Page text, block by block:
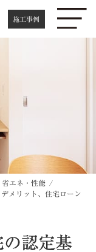
施工事例
省エネ・性能
メリット、住宅ローン
認定基